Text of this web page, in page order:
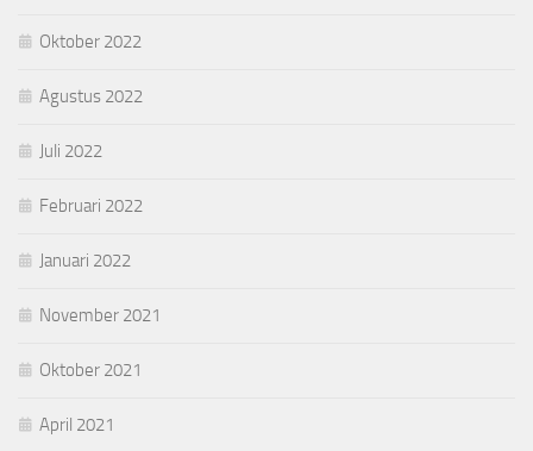
Oktober 2022
Agustus 2022
Juli 2022
Februari 2022
Januari 2022
November 2021
Oktober 2021
April 2021